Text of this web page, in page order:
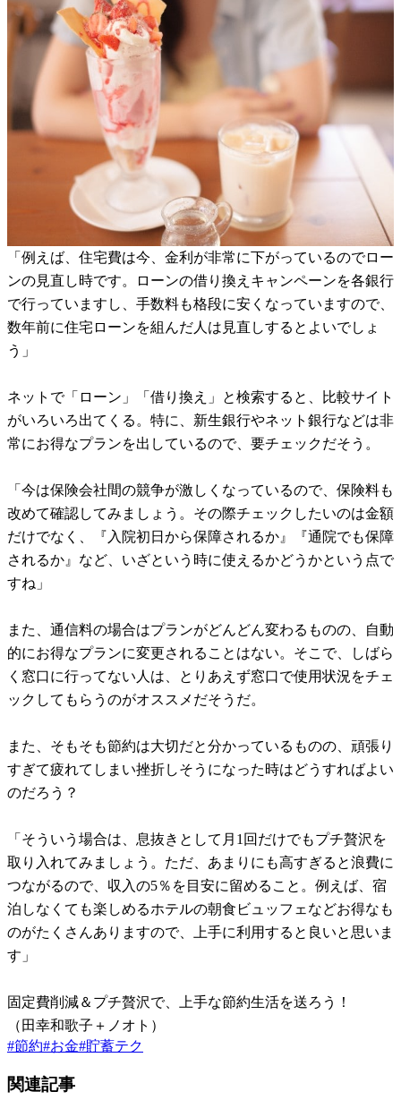
「例えば、住宅費は今、金利が非常に下がっているのでロー
ンの見直し時です。ローンの借り換えキャンペーンを各銀行
で行っていますし、手数料も格段に安くなっていますので、
数年前に住宅ローンを組んだ人は見直しするとよいでしょ
う」
ネットで「ローン」「借り換え」と検索すると、比較サイト
がいろいろ出てくる。特に、新生銀行やネット銀行などは非
常にお得なプランを出しているので、要チェックだそう。
「今は保険会社間の競争が激しくなっているので、保険料も
改めて確認してみましょう。その際チェックしたいのは金額
だけでなく、『入院初日から保障されるか』『通院でも保障
されるか』など、いざという時に使えるかどうかという点で
すね」
また、通信料の場合はプランがどんどん変わるものの、自動
的にお得なプランに変更されることはない。そこで、しばら
く窓口に行ってない人は、とりあえず窓口で使用状況をチェ
ックしてもらうのがオススメだそうだ。
また、そもそも節約は大切だと分かっているものの、頑張り
すぎて疲れてしまい挫折しそうになった時はどうすればよい
のだろう？
「そういう場合は、息抜きとして月1回だけでもプチ贅沢を
取り入れてみましょう。ただ、あまりにも高すぎると浪費に
つながるので、収入の5％を目安に留めること。例えば、宿
泊しなくても楽しめるホテルの朝食ビュッフェなどお得なも
のがたくさんありますので、上手に利用すると良いと思いま
す」
固定費削減＆プチ贅沢で、上手な節約生活を送ろう！
（田幸和歌子＋ノオト）
#節約#お金#貯蓄テク
関連記事